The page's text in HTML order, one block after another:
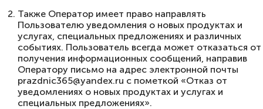
Также Оператор имеет право направлять
Пользователю уведомления о новых продуктах и
услугах, специальных предложениях и различных
событиях. Пользователь всегда может отказаться от
получения информационных сообщений, направив
Оператору письмо на адрес электронной почты
prazdnic365@yandex.ru с пометкой «Отказ от
уведомлениях о новых продуктах и услугах и
специальных предложениях».